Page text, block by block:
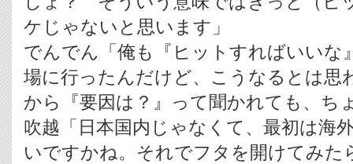
ケじゃないと思います」
でんでん「俺も『ヒットすればいいな
場に行ったんだけど、こうなるとは思
から『要因は？』って聞かれても、ち
吹越「日本国内じゃなくて、最初は海
いですかね。それでフタを開けてみた